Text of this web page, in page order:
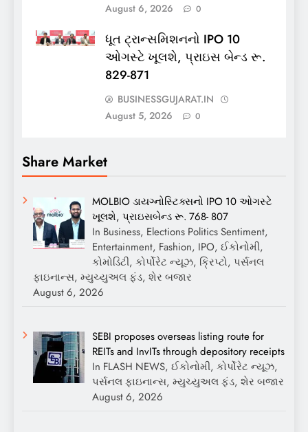
August 6, 2026
0
ધૂત ટ્રાન્સમિશનનો IPO 10
ઓગસ્ટે ખૂલશે, પ્રાઇસ બેન્ડ રૂ.
829-871
BUSINESSGUJARAT.IN
August 5, 2026
0
Share Market
MOLBIO ડાયગ્નોસ્ટિક્સનો IPO 10 ઓગસ્ટે
ખૂલશે, પ્રાઇસબેન્ડ રૂ. 768- 807
In Business, Elections Politics Sentiment,
Entertainment, Fashion, IPO, ઈકોનોમી,
કોમોડિટી, કોર્પોરેટ ન્યૂઝ, ક્રિપ્ટો, પર્સનલ
ફાઇનાન્સ, મ્યુચ્યુઅલ ફંડ, શેર બજાર
August 6, 2026
SEBI proposes overseas listing route for
REITs and InvITs through depository receipts
In FLASH NEWS, ઈકોનોમી, કોર્પોરેટ ન્યૂઝ,
પર્સનલ ફાઇનાન્સ, મ્યુચ્યુઅલ ફંડ, શેર બજાર
August 6, 2026